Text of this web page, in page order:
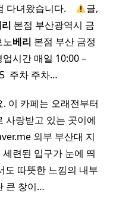
다녀왔습니다.
글,
본점 부산광역시 금
노베리 본점 부산 금정
시간​ 매일 10:00 –
주차​ 주차…
이 카페는 오래전부터
사랑받고 있는 곳이에
외부 부산대 지
련된 입구가 눈에 띄
도 따뜻한 느낌의 내부
큰 창이…